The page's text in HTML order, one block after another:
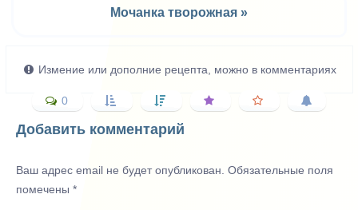
Мочанка творожная »
Измение или дополние рецепта, можно в комментариях
0
Добавить комментарий
Ваш адрес email не будет опубликован. Обязательные поля
помечены *